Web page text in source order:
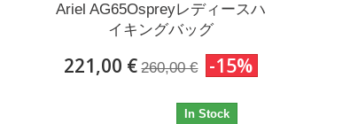
Ariel AG65Ospreyレディースハ
イキングバッグ
221,00 € 260,00 €
-15%
In Stock